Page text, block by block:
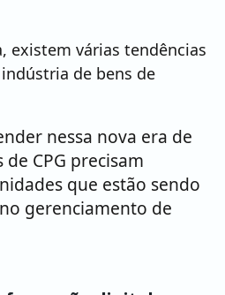
existem várias tendências
de bens de
nessa nova era de
CPG precisam
que estão sendo
gerenciamento de